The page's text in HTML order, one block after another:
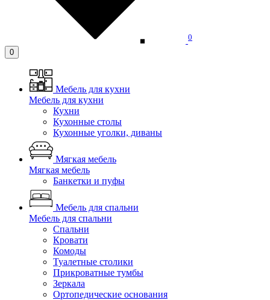
0
0
Мебель для кухни
Мебель для кухни
Кухни
Кухонные столы
Кухонные уголки, диваны
Мягкая мебель
Мягкая мебель
Банкетки и пуфы
Мебель для спальни
Мебель для спальни
Спальни
Кровати
Комоды
Туалетные столики
Прикроватные тумбы
Зеркала
Ортопедические основания